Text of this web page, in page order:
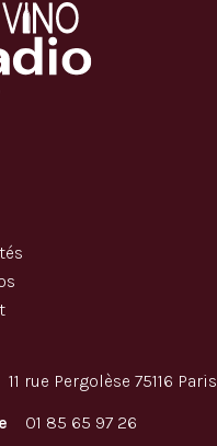
11 rue Pergolèse 75116 Paris
01 85 65 97 26